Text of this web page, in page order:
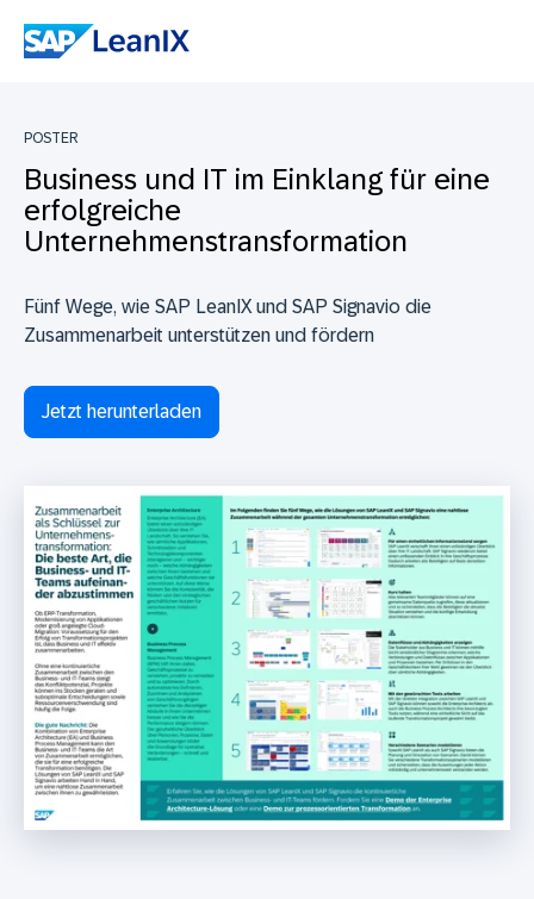
POSTER
Business und IT im Einklang für eine
erfolgreiche
Unternehmenstransformation
Fünf Wege, wie SAP LeanIX und SAP Signavio die
Zusammenarbeit unterstützen und fördern
Jetzt herunterladen